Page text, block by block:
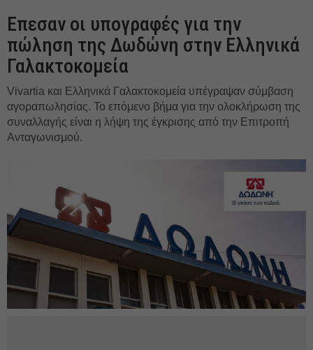
Επεσαν οι υπογραφές για την
πώληση της Δωδώνη στην Ελληνικά
Γαλακτοκομεία
Vivartia και Ελληνικά Γαλακτοκομεία υπέγραψαν σύμβαση
αγοραπωλησίας. Το επόμενο βήμα για την ολοκλήρωση της
συναλλαγής είναι η λήψη της έγκρισης από την Επιτροπή
Ανταγωνισμού.